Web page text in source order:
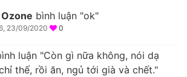
bình luận "ok"
23/09/2020 0
luận "Còn gì nữa không, nói dạ
thế, rồi ăn, ngủ tới già và chết."